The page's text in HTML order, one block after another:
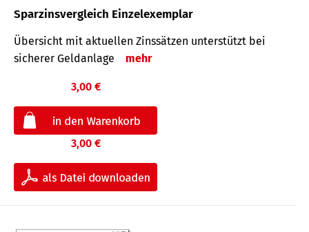
Sparzinsvergleich Einzelexemplar
Übersicht mit aktuellen Zinssätzen unterstützt bei
sicherer Geldanlage
mehr
3,00 €
3,00 €